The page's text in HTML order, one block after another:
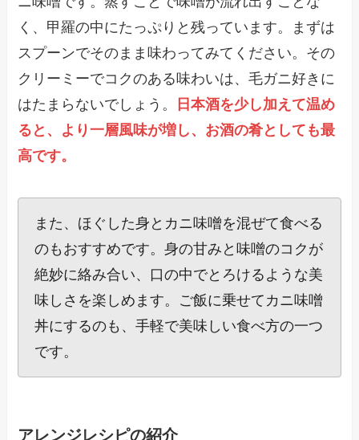
く、甲羅の中にたっぷりと残っています。まずは
スプーンでそのまま味わってみてください。その
クリーミーでコクのある味わいは、毛ガニ好きに
はたまらないでしょう。
日本酒を少し加えて温め
ると、より一層風味が増し、お酒の肴としても最
高です。
また、ほぐした身とカニ味噌を混ぜて食べる
のもおすすめです。身の甘みと味噌のコクが
絶妙に絡み合い、口の中でとろけるような美
味しさを楽しめます。ご飯に乗せてカニ味噌
丼にするのも、手軽で美味しい食べ方の一つ
です。
アレンジレシピの紹介